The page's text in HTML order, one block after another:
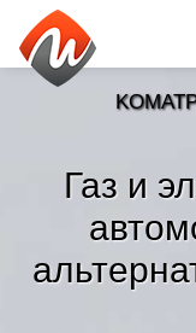
Газ и
Новости»
Тренды
Рубрики»